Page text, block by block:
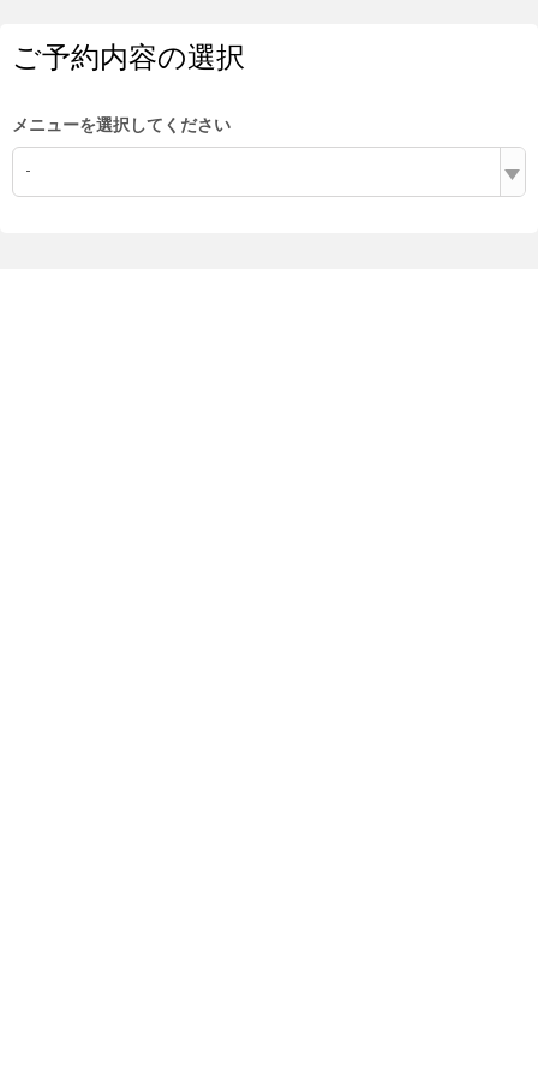
ご予約内容の選択
メニューを選択してください
-